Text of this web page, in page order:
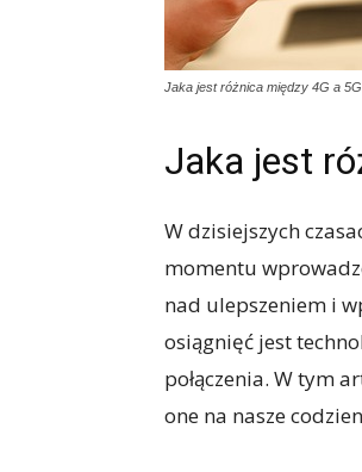
Jaka jest różnica między 4G a
Jaka jest
W dzisiejszych
momentu
nad ulepszeniem i
osiągnięć jest
połączenia. W tym
one na nasze